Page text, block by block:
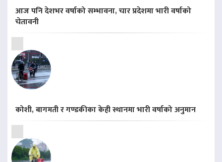
आज पनि देशभर वर्षाको सम्भावना, चार प्रदेशमा भारी वर्षाको
चेतावनी
कोशी, बागमती र गण्डकीका केही स्थानमा भारी वर्षाको अनुमान